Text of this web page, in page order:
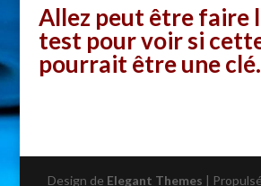
Allez peut être faire
testpour voir si
pourrait être une clé.
Design de Elegant Themes |